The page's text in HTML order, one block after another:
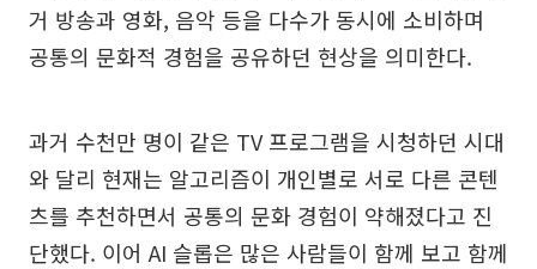
거 방송과 영화, 음악 등을 다수가 동시에 소비하며
공통의 문화적 경험을 공유하던 현상을 의미한다.
과거 수천만 명이 같은 TV 프로그램을 시청하던 시대
와 달리 현재는 알고리즘이 개인별로 서로 다른 콘텐
츠를 추천하면서 공통의 문화 경험이 약해졌다고 진
단했다. 이어 AI 슬롭은 많은 사람들이 함께 보고 함께